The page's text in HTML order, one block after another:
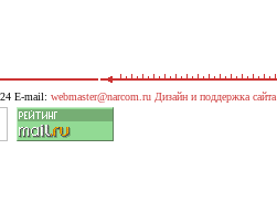
E-mail: webmaster@narcom.ru Дизайн и поддержка сайта